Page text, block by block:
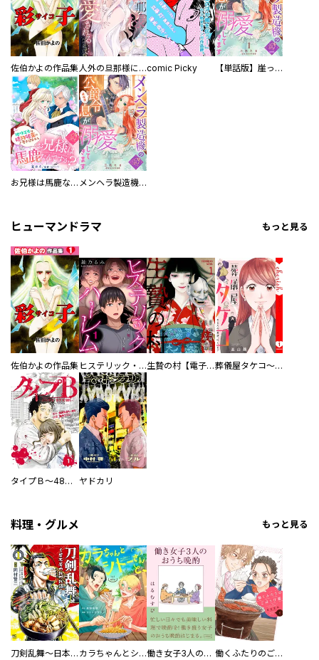
佐伯かよの作品集 人外の旦那様に娶られ毎晩ナカまで愛される…。アンソロジーcomic Picky 【単話版】崖っぷち令嬢ですが、意地と策略で幸せになります！シリーズ
お兄様は馬鹿なんですか？～地味王女は婚約破棄に巻き込まれる～ メンヘラ製造機の公爵令息（過保護）が溺愛してきます
ヒューマンドラマ もっと見る
佐伯かよの作品集 ヒステリック・ハーレム～搾られる男と堕ちる女～【電子単行本版】 生贄の村【電子単行本版】 葬儀屋タケコ～あなたの最期、叶えます【電子単行本版】
タイプＢ～48時間後、致死率100％～【単話】 ヤドカリ
料理・グルメ もっと見る
刀剣乱舞～日本号つれづれ酒～ カラちゃんとシトーさんと、 【分冊版】 働き女子3人のおうち晩酌 働くふたりのごほうび飯